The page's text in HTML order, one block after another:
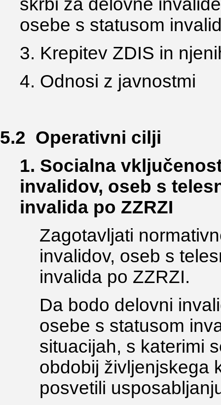
skrbi za delovne
osebe s statusom
3. Krepitev ZDIS in
4. Odnosi z javnostmi
5.2 Operativni cilji
1. Socialna
invalidov, oseb s
invalida po ZZRZI
Zagotavljati
invalidov, oseb s
invalida po ZZRZI.
Da bodo delovni
osebe s statusom
situacijah, s katerimi
obdobij življenjskega
posvetili